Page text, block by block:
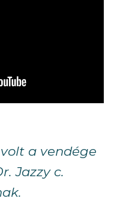
a vendége
Jazzy c.